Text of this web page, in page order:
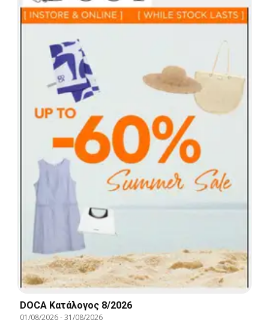
DOCA Kατάλογος 8/2026
01/08/2026-31/08/2026